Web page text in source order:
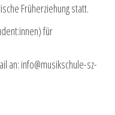
Früherziehung statt.
für
an: info@musikschule-sz-